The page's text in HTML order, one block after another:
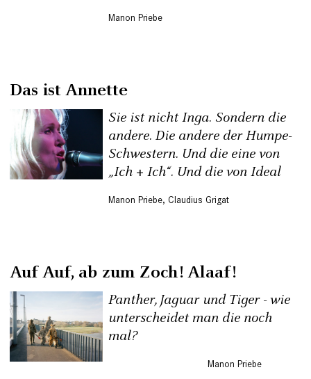
Manon Priebe
Das ist Annette
Sie ist nicht Inga. Sondern die
andere. Die andere der Humpe-
Schwestern. Und die eine von
„Ich + Ich“. Und die von Ideal
Manon Priebe, Claudius Grigat
Auf Auf, ab zum Zoch! Alaaf!
Panther, Jaguar und Tiger - wie
unterscheidet man die noch
mal?
Manon Priebe